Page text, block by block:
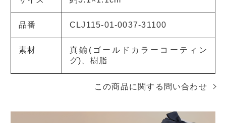
品番 CLJ115-01-0037-31100
素材
真鍮(ゴールドカラーコーティン
グ)、樹脂
この商品に関する問い合わせ